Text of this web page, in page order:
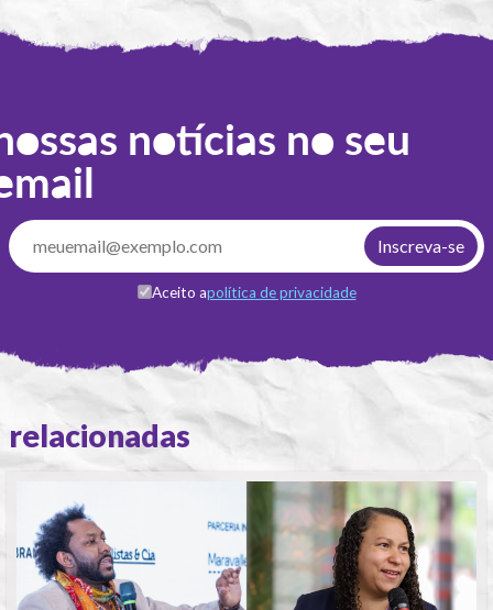
notícias no seu
Aceito apolítica de privacidade
relacionadas